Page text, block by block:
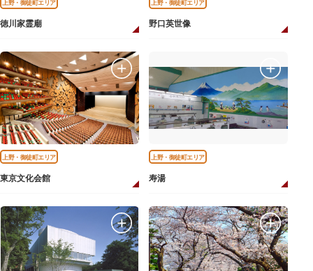
上野・御徒町エリア
徳川家霊廟
上野・御徒町エリア
野口英世像
上野・御徒町エリア
東京文化会館
上野・御徒町エリア
寿湯